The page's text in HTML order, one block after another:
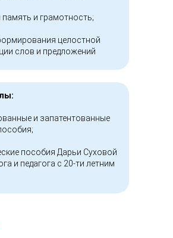
память и грамотность;
целостной
слов и предложений
и запатентованные
пособия Дарьи Суховой
и педагога с 20-ти летним